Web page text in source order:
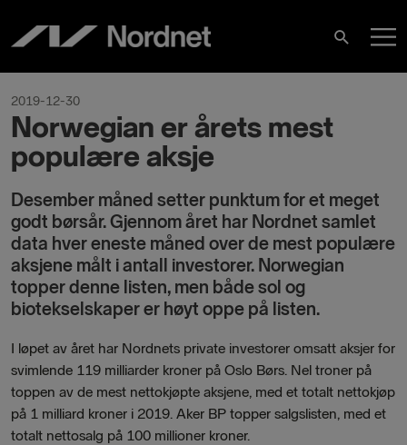
content
Search
2019-12-30
Norwegian er årets mest
populære aksje
Desember måned setter punktum for et meget
godt børsår. Gjennom året har Nordnet samlet
data hver eneste måned over de mest populære
aksjene målt i antall investorer. Norwegian
topper denne listen, men både sol og
biotekselskaper er høyt oppe på listen.
I løpet av året har Nordnets private investorer omsatt aksjer for
svimlende 119 milliarder kroner på Oslo Børs. Nel troner på
toppen av de mest nettokjøpte aksjene, med et totalt nettokjøp
på 1 milliard kroner i 2019. Aker BP topper salgslisten, med et
totalt nettosalg på 100 millioner kroner.